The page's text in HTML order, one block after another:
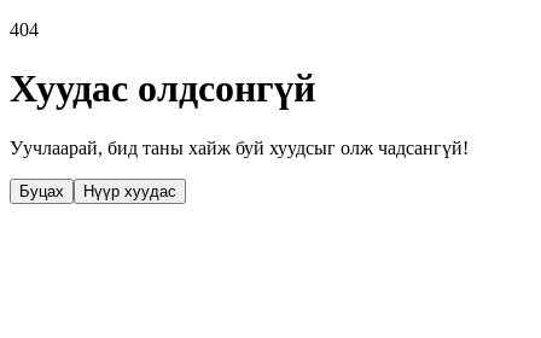
404
Хуудас олдсонгүй
Уучлаарай, бид таны хайж буй хуудсыг олж чадсангүй!
Буцах Нүүр хуудас